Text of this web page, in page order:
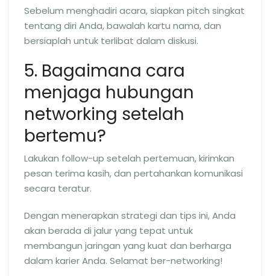
Sebelum menghadiri acara, siapkan pitch singkat
tentang diri Anda, bawalah kartu nama, dan
bersiaplah untuk terlibat dalam diskusi.
5. Bagaimana cara
menjaga hubungan
networking setelah
bertemu?
Lakukan follow-up setelah pertemuan, kirimkan
pesan terima kasih, dan pertahankan komunikasi
secara teratur.
Dengan menerapkan strategi dan tips ini, Anda
akan berada di jalur yang tepat untuk
membangun jaringan yang kuat dan berharga
dalam karier Anda. Selamat ber-networking!